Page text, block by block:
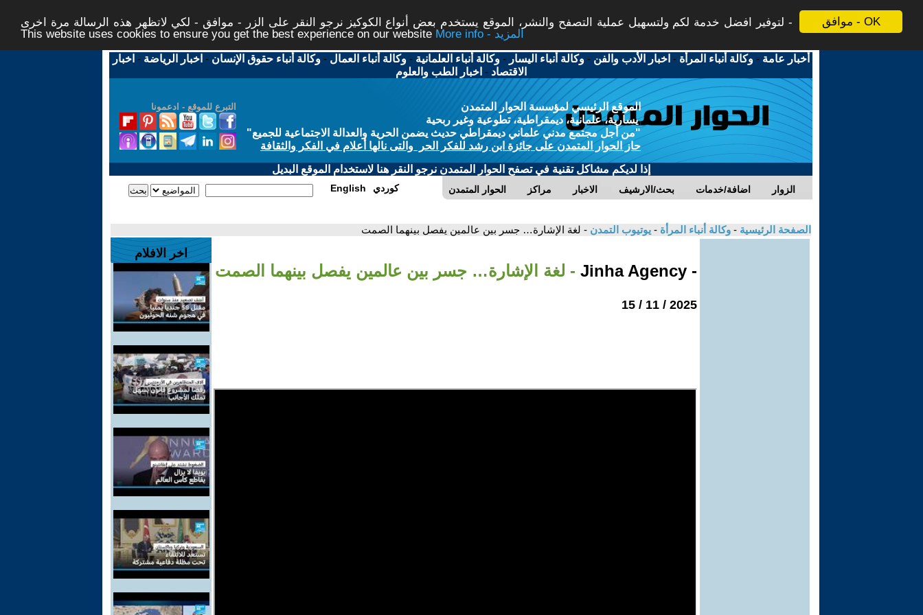
موافق - OK
لتوفير افضل خدمة لكم ولتسهيل عملية التصفح والنشر، الموقع يستخدم بعض أنواع الكوكيز نرجو النقر على الزر - موافق - لكي لاتظهر هذه الرسالة مرة اخرى -
This website uses cookies to ensure you get the best experience on our website
More info - المزيد
أخبار عامة -وكالة أنباء المرأة - اخبار الأدب والفن -وكالة أنباء اليسار -وكالة أنباء العلمانية -وكالة أنباء العمال -وكالة أنباء حقوق الإنسان - اخبار الرياضة - اخبار
الاقتصاد - اخبار الطب والعلوم
التبرع للموقع - ادعمونا
الموقع الرئيسي لمؤسسة الحوار المتمدن
يسارية، علمانية، ديمقراطية، تطوعية وغير ربحية
"من أجل مجتمع مدني علماني ديمقراطي حديث يضمن الحرية والعدالة الاجتماعية للجميع"
حاز الحوار المتمدن على جائزة ابن رشد للفكر الحر والتى نالها أعلام في الفكر والثقافة
إذا لديكم مشاكل تقنية في تصفح الحوار المتمدن نرجو النقر هنا لاستخدام الموقع البديل
الحوار المتمدن مراكز الاخبار بحث/الارشيف اضافة/خدمات الزوار English كوردي
الصفحة الرئيسية - وكالة أنباء المرأة - يوتيوب التمدن - لغة الإشارة… جسر بين عالمين يفصل بينهما الصمت
- Jinha Agency - لغة الإشارة… جسر بين عالمين يفصل بينهما الصمت
2025 / 11 / 15
اخر الافلام